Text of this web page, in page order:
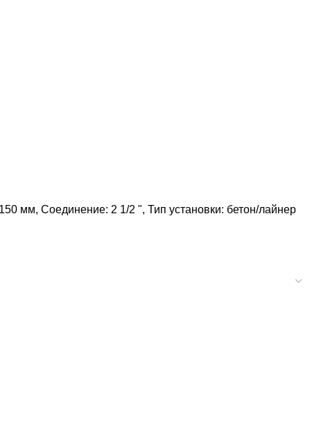
мм, Соединение: 2 1/2 ", Тип установки: бетон/лайнер